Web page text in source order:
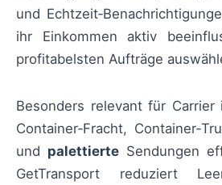
und
ihr Einkommen aktiv
profitabelsten Aufträge
Besonders relevant für
Container‑Fracht,
und palettierte Sendungen
GetTransport reduziert